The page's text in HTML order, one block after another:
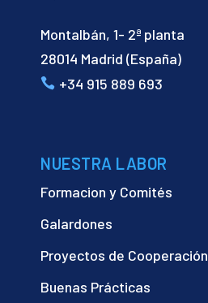
Montalbán, 1- 2ª planta
28014 Madrid (España)
+34 915 889 693
NUESTRA LABOR
Formacion y Comités
Galardones
Proyectos de Cooperación
Buenas Prácticas